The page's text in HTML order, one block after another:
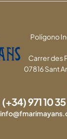
Polígono
Carrer des
07816 Sant
(+34) 971 10